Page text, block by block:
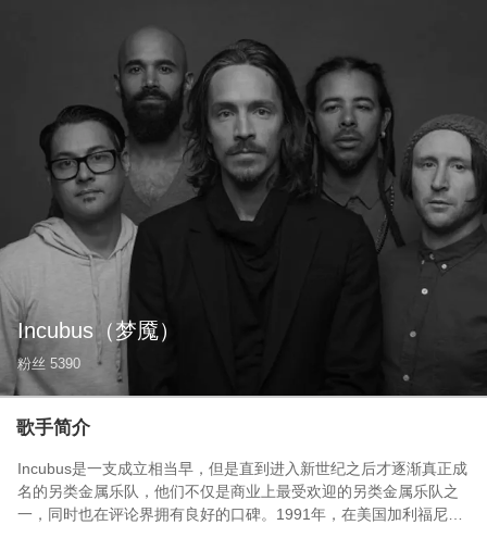
Incubus（梦魇）
粉丝 5390
歌手简介
Incubus是一支成立相当早，但是直到进入新世纪之后才逐渐真正成
名的另类金属乐队，他们不仅是商业上最受欢迎的另类金属乐队之
一，同时也在评论界拥有良好的口碑。1991年，在美国加利福尼亚